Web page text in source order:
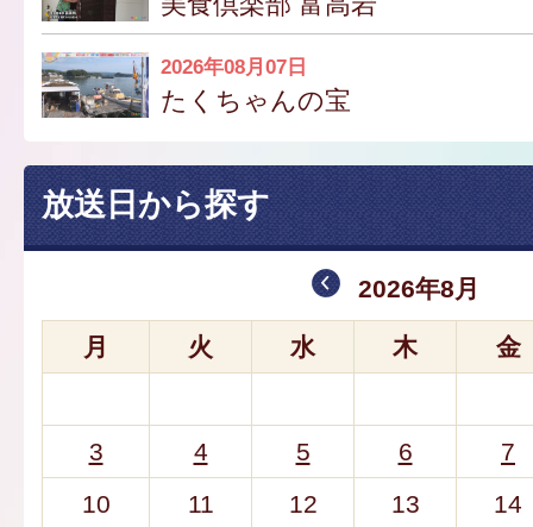
2026年08月07日
たくちゃんの宝
放送日から探す
2026年8月
月 火 水 木 金
3 4 5 6
7
10
11 12 13
14